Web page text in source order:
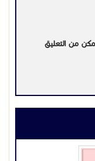
من التعليق